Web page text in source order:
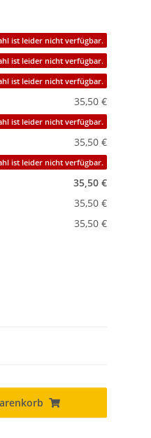
ist leider nicht verfügbar.
ist leider nicht verfügbar.
ist leider nicht verfügbar.
35,50 €
ist leider nicht verfügbar.
35,50 €
ist leider nicht verfügbar.
35,50 €
35,50 €
35,50 €